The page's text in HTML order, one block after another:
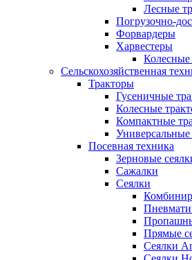
Лесные
Погрузочно-
Форвардеры
Харвестеры
Колесные
Сельскохозяйственная
Тракторы
Гусеничные
Колесные
Компактные
Универсальные
Посевная техника
Зерновые
Сажалки
Сеялки
Прямые
Сеялки